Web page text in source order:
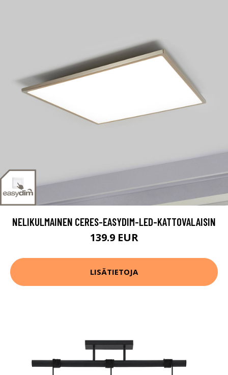
NELIKULMAINEN CERES-EASYDIM-LED-KATTOVALAISIN
139.9 EUR
LISÄTIETOJA